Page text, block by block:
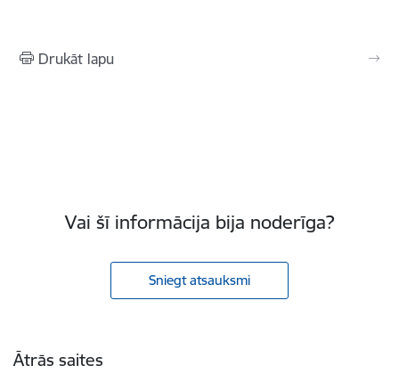
Drukāt lapu
Vai šī informācija bija noderīga?
Sniegt atsauksmi
Ātrās saites